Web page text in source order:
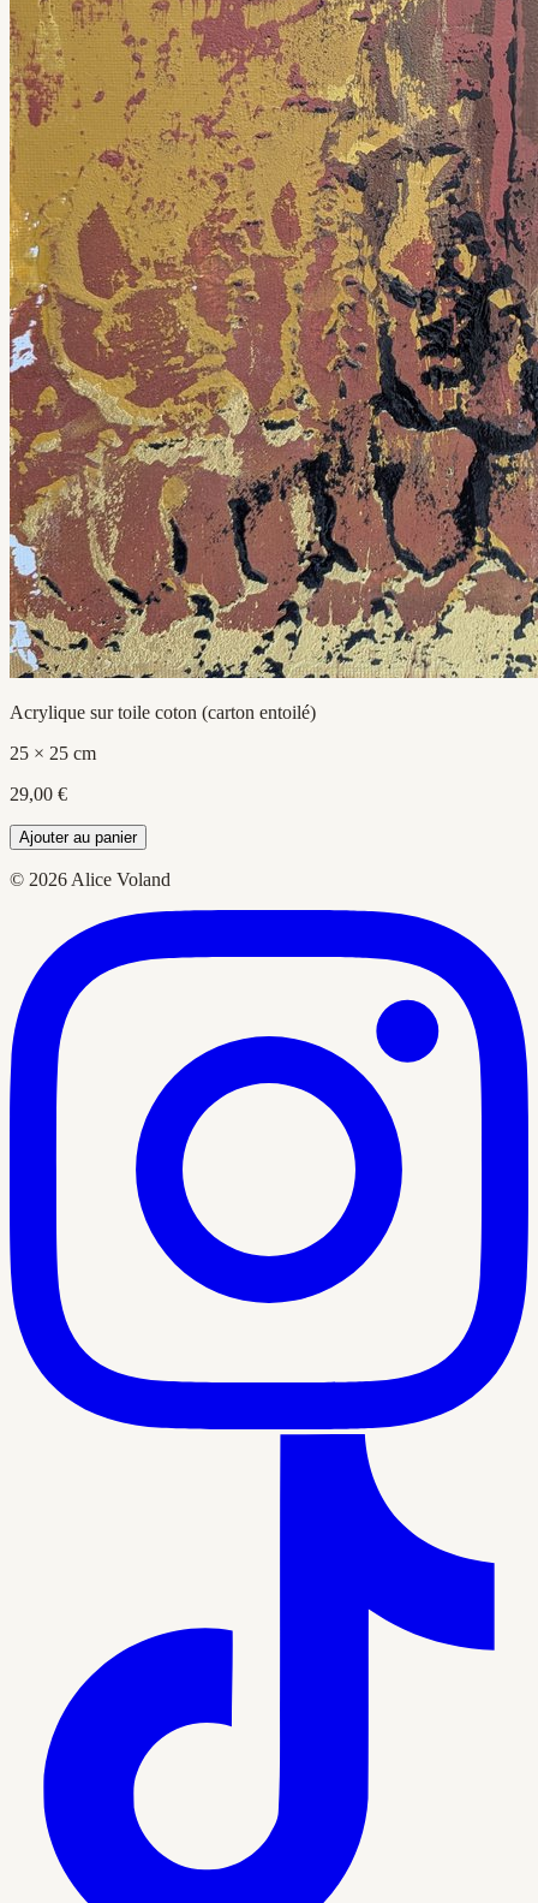
Acrylique sur toile coton (carton entoilé)
25 × 25 cm
29,00 €
Ajouter au panier
© 2026 Alice Voland